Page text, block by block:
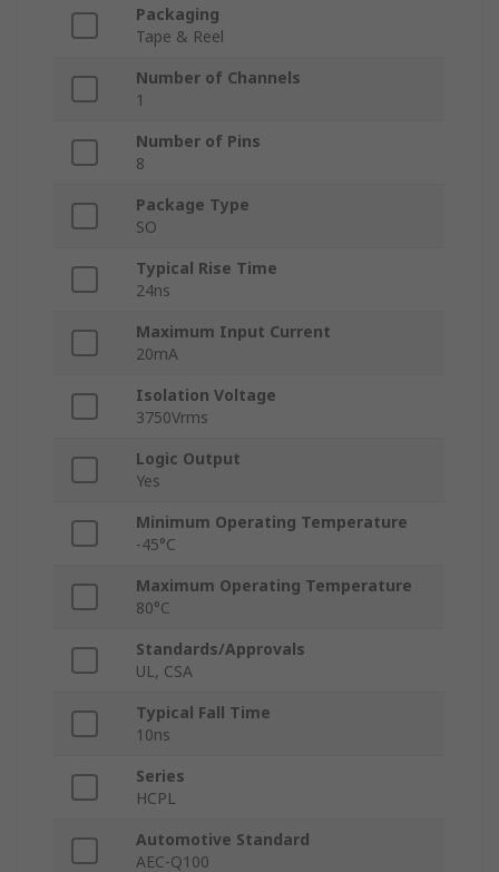
Packaging
Tape & Reel
Number of Channels
1
Number of Pins
8
Package Type
SO
Typical Rise Time
24ns
Maximum Input Current
20mA
Isolation Voltage
3750Vrms
Logic Output
Yes
Minimum Operating Temperature
-45°C
Maximum Operating Temperature
80°C
Standards/Approvals
UL, CSA
Typical Fall Time
10ns
Series
HCPL
Automotive Standard
AEC-Q100